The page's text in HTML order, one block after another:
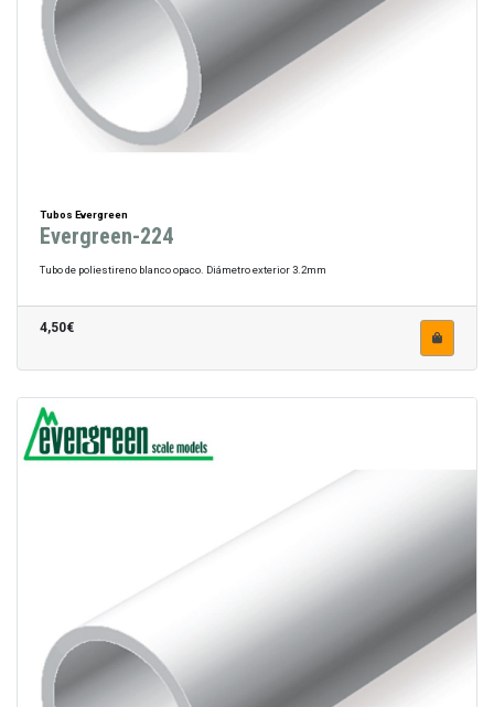
Tubos Evergreen
Evergreen-224
Tubo de poliestireno blanco opaco. Diámetro exterior 3.2mm
4,50€